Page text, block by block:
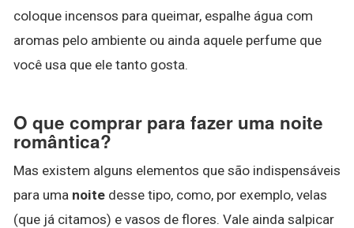
coloque incensos para queimar, espalhe água com
aromas pelo ambiente ou ainda aquele perfume que
você usa que ele tanto gosta.
O que comprar para fazer uma noite
romântica?
Mas existem alguns elementos que são indispensáveis
para uma noite desse tipo, como, por exemplo, velas
(que já citamos) e vasos de flores. Vale ainda salpicar